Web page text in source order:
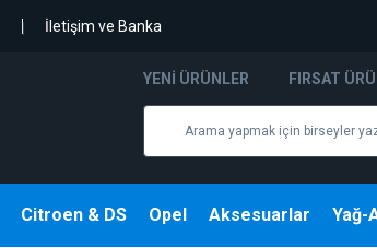
İletişim ve Banka
YENI ÜRÜNLER FIRSAT
Citroen & DS Opel Aksesuarlar Yağ-